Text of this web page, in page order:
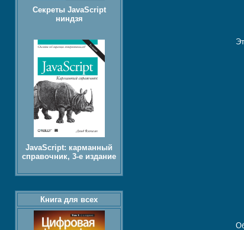
Секреты JavaScript
ниндзя
JavaScript: карманный
справочник, 3-е издание
Книга для всех